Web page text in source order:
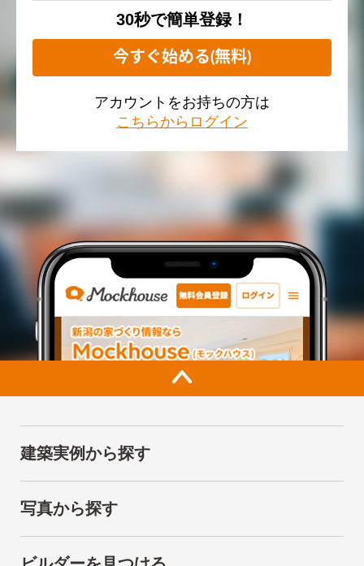
30秒で簡単登録！
今すぐ始める(無料)
アカウントをお持ちの方は
こちらからログイン
建築実例から探す
写真から探す